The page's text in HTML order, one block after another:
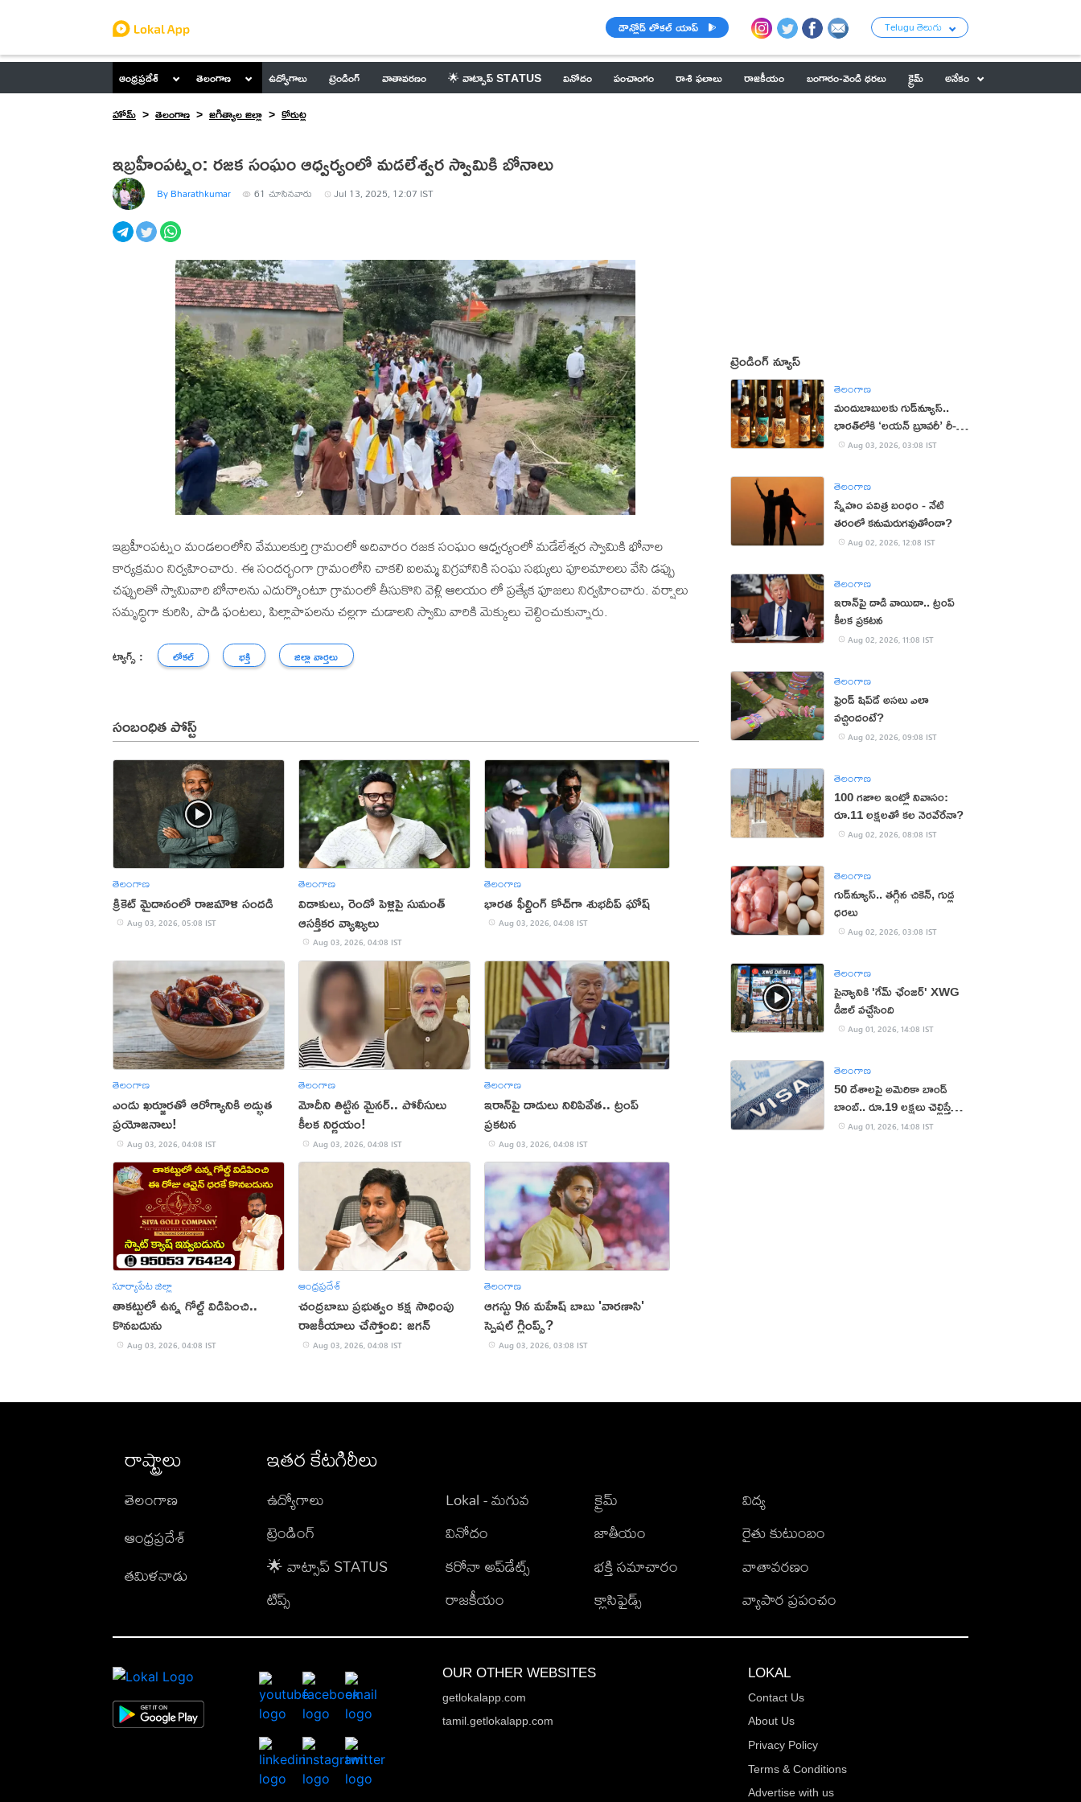
డౌన్లోడ్ లోకల్ యాప్ Telugu తెలుగు
ఆంధ్రప్రదేశ్ తెలంగాణ ఉద్యోగాలు ట్రెండింగ్ వాతావరణం 🌟 వాట్సాప్ STATUS వినోదం పంచాంగం రాశి ఫలాలు రాజకీయం బంగారం-వెండి ధరలు క్రైమ్
అనేకం
హోమ్
తెలంగాణ జగిత్యాల జిల్లా కోరుట్ల
ఇబ్రహీంపట్నం: రజక సంఘం ఆధ్వర్యంలో మడలేశ్వర స్వామికి బోనాలు
By Bharathkumar 61 చూసినవారు Jul 13, 2025, 12:07 IST
ఇబ్రహీంపట్నం మండలంలోని వేములకుర్తి గ్రామంలో అదివారం రజక సంఘం ఆధ్వర్యంలో మడేలేశ్వర స్వామికి భోనాల
కార్యక్రమం నిర్వహించారు. ఈ సందర్భంగా గ్రామంలోని చాకలి ఐలమ్మ విగ్రహానికి సంఘ సభ్యులు పూలమాలలు వేసి డప్పు
చప్పులతో స్వామివారి బోనాలను ఎదుర్కొంటూ గ్రామంలో తీసుకొని వెళ్లి ఆలయం లో ప్రత్యేక పూజలు నిర్వహించారు. వర్షాలు
సమృద్ధిగా కురిసి, పాడి ఫంటలు, పిల్లాపాపలను చల్లగా చుడాలని స్వామి వారికి మెక్కులు చెల్దించుకున్నారు.
ట్యాగ్స్ : లోకల్ భక్తి జిల్లా వార్తలు
సంబంధిత పోస్ట్
తెలంగాణ
క్రికెట్ మైదానంలో రాజమౌళి సందడి
Aug 03, 2026, 05:08 IST
తెలంగాణ
విడాకులు, రెండో పెళ్లిపై సుమంత్
ఆసక్తికర వ్యాఖ్యలు
Aug 03, 2026, 04:08 IST
తెలంగాణ
భారత ఫీల్డింగ్ కోచ్‌గా శుభదీప్‌ ఘోష్‌
Aug 03, 2026, 04:08 IST
తెలంగాణ
ఎండు ఖర్జూరతో ఆరోగ్యానికి అద్భుత
ప్రయోజనాలు!
Aug 03, 2026, 04:08 IST
తెలంగాణ
మోదీని తిట్టిన మైనర్.. పోలీసులు
కీలక నిర్ణయం!
Aug 03, 2026, 04:08 IST
తెలంగాణ
ఇరాన్‌పై దాడులు నిలిపివేత.. ట్రంప్
ప్రకటన
Aug 03, 2026, 04:08 IST
సూర్యాపేట జిల్లా
తాకట్టులో ఉన్న గోల్డ్ విడిపించి..
కొనబడును
Aug 03, 2026, 04:08 IST
ఆంధ్రప్రదేశ్
చంద్రబాబు ప్రభుత్వం కక్ష సాధింపు
రాజకీయాలు చేస్తోంది: జగన్
Aug 03, 2026, 04:08 IST
తెలంగాణ
ఆగస్టు 9న మహేష్ బాబు 'వారణాసి'
స్పెషల్ గ్లింప్స్?
Aug 03, 2026, 03:08 IST
ట్రెండింగ్ న్యూస్
తెలంగాణ
మందుబాబులకు గుడ్‌న్యూస్..
భారత్‌లోకి ‘లయన్ బ్రూవరీ’ రీ-
ఎంట్రీAug 03, 2026, 03:08 IST
తెలంగాణ
స్నేహం పవిత్ర బంధం - నేటి
తరంలో కనుమరుగవుతోందా?
Aug 02, 2026, 12:08 IST
తెలంగాణ
ఇరాన్‌పై దాడి వాయిదా.. ట్రంప్
కీలక ప్రకటన
Aug 02, 2026, 11:08 IST
తెలంగాణ
ఫ్రెండ్ షిప్‌డే అసలు ఎలా
వచ్చిందంటే?
Aug 02, 2026, 09:08 IST
తెలంగాణ
100 గజాల ఇంట్లో నివాసం:
రూ.11 లక్షలతో కల నెరవేరేనా?
Aug 02, 2026, 08:08 IST
తెలంగాణ
గుడ్‌న్యూస్.. తగ్గిన చికెన్, గుడ్ల
ధరలు
Aug 02, 2026, 03:08 IST
తెలంగాణ
సైన్యానికి 'గేమ్ ఛేంజర్' XWG
డీజిల్ వచ్చేసింది
Aug 01, 2026, 14:08 IST
తెలంగాణ
50 దేశాలపై అమెరికా బాండ్
బాంబ్.. రూ.19 లక్షలు చెల్లిస్తేనే
వీసా!Aug 01, 2026, 14:08 IST
రాష్ట్రాలు
తెలంగాణ
ఆంధ్రప్రదేశ్
తమిళనాడు
ఇతర కేటగిరీలు
ఉద్యోగాలు
ట్రెండింగ్
🌟 వాట్సాప్ STATUS
టిప్స్
Lokal - మగువ
వినోదం
కరోనా అప్‌డేట్స్
రాజకీయం
క్రైమ్
జాతీయం
భక్తి సమాచారం
క్లాసిఫైడ్స్
విద్య
రైతు కుటుంబం
వాతావరణం
వ్యాపార ప్రపంచం
OUR OTHER WEBSITES
getlokalapp.com
tamil.getlokalapp.com
LOKAL
Contact Us
About Us
Privacy Policy
Terms & Conditions
Advertise with us